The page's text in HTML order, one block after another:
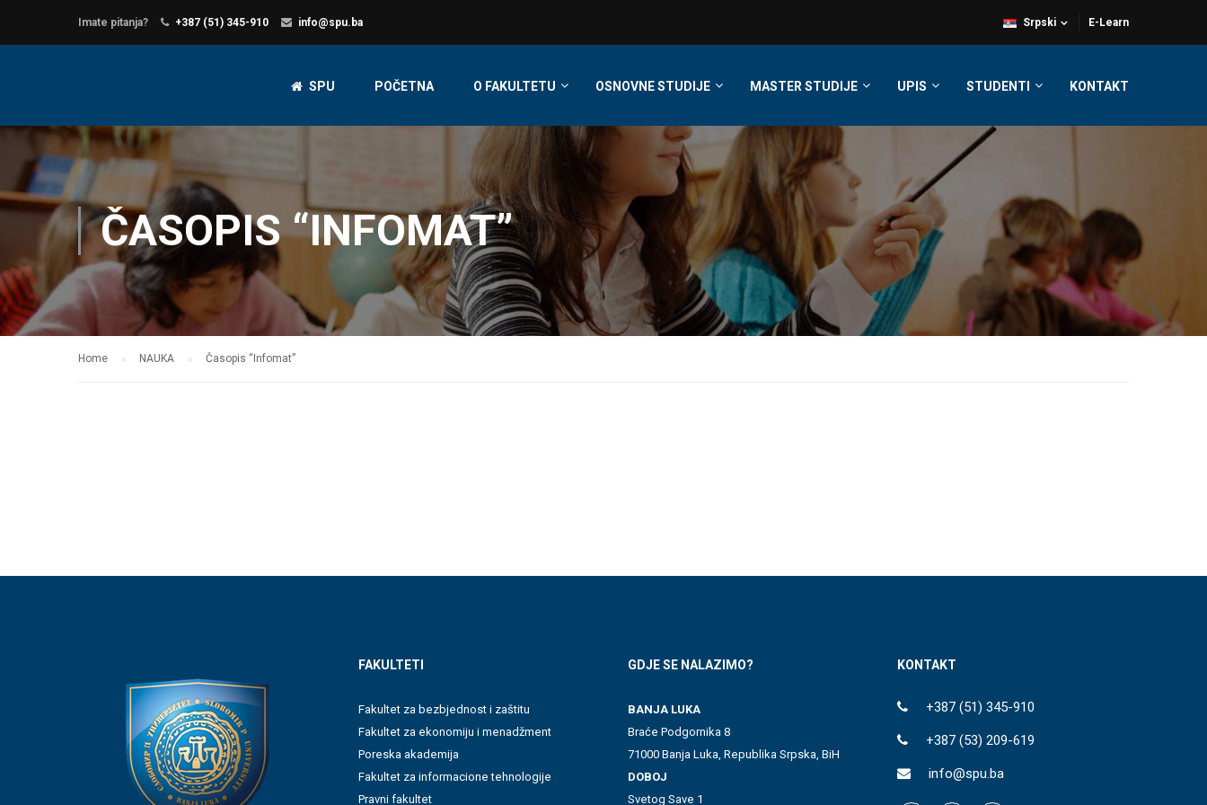
Imate pitanja? +387 (51) 345-910 info@spu.ba E-Learn
Srpski
SPU POČETNA O FAKULTETU OSNOVNE STUDIJE MASTER STUDIJE UPIS STUDENTI KONTAKT
ČASOPIS “INFOMAT”
Home NAUKA Časopis “Infomat”
FAKULTETI
Fakultet za bezbjednost i zaštitu
Fakultet za ekonomiju i menadžment
Poreska akademija
Fakultet za informacione tehnologije
Pravni fakultet
GDJE SE NALAZIMO?
BANJA LUKA
Braće Podgornika 8
71000 Banja Luka, Republika Srpska, BiH
DOBOJ
Svetog Save 1
KONTAKT
+387 (51) 345-910
+387 (53) 209-619
info@spu.ba